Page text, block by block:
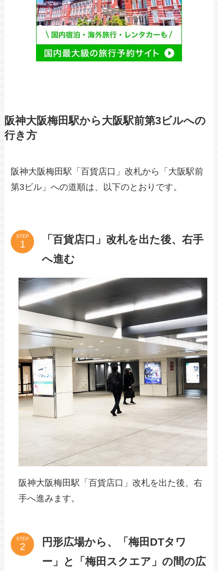
阪神大阪梅田駅から大阪駅前第3ビルへの
行き方
阪神大阪梅田駅「百貨店口」改札から「大阪駅前
第3ビル」への道順は、以下のとおりです。
STEP
「百貨店口」改札を出た後、右手
へ進む
阪神大阪梅田駅「百貨店口」改札を出た後、右
手へ進みます。
STEP 円形広場から、
「梅田DTタワ
ー」と「梅田スクエア」の間の広